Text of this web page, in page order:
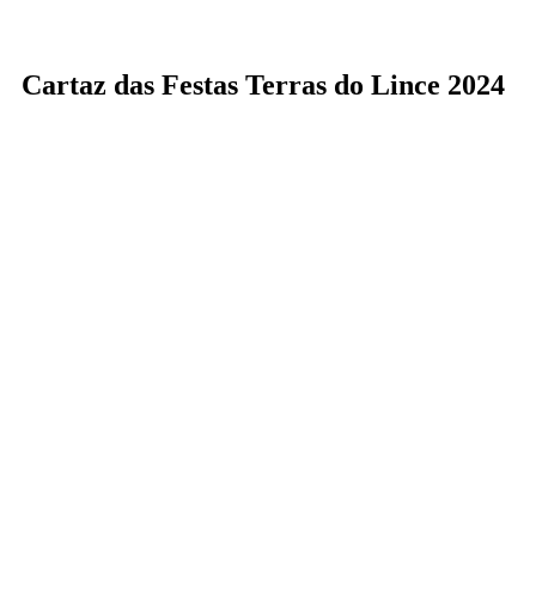
Cartaz das Festas Terras do Lince 2024